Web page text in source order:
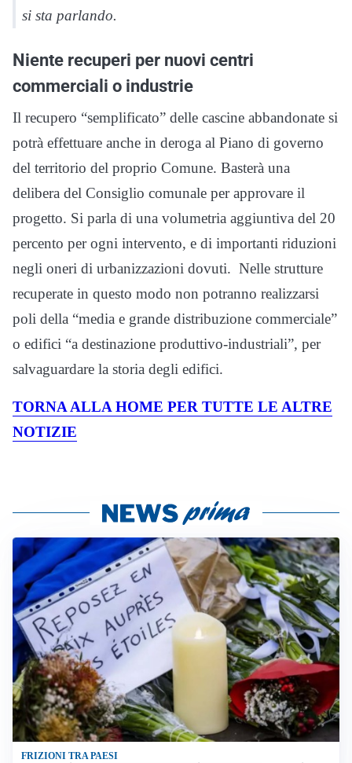
si sta parlando.
Niente recuperi per nuovi centri
commerciali o industrie
Il recupero “semplificato” delle cascine abbandonate si
potrà effettuare anche in deroga al Piano di governo
del territorio del proprio Comune. Basterà una
delibera del Consiglio comunale per approvare il
progetto. Si parla di una volumetria aggiuntiva del 20
percento per ogni intervento, e di importanti riduzioni
negli oneri di urbanizzazioni dovuti. Nelle strutture
recuperate in questo modo non potranno realizzarsi
poli della “media e grande distribuzione commerciale”
o edifici “a destinazione produttivo-industriali”, per
salvaguardare la storia degli edifici.
TORNA ALLA HOME PER TUTTE LE ALTRE
NOTIZIE
FRIZIONI TRA PAESI